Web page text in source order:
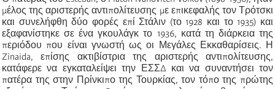
μέλος της αριστερής αντιπολίτευσης με επικεφαλής τον Τρότσκι
και συνελήφθη δύο φορές επί Στάλιν (το 1928 και το 1935) και
εξαφανίστηκε σε ένα γκουλάγκ το 1936, κατά τη διάρκεια της
περιόδου που είναι γνωστή ως οι Μεγάλες Εκκαθαρίσεις. Η
Zinaida, επίσης ακτιβίστρια της αριστερής αντιπολίτευσης,
κατάφερε να εγκαταλείψει την ΕΣΣΔ και να συναντήσει τον
πατέρα της στην Πρίνκιπο της Τουρκίας, τον τόπο της πρώτης